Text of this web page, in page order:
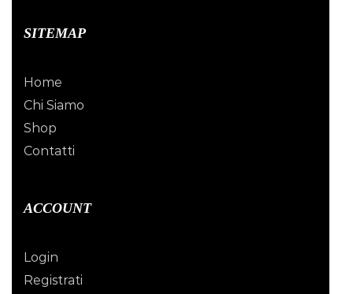
SITEMAP
Home
Chi Siamo
Shop
Contatti
ACCOUNT
Login
Registrati